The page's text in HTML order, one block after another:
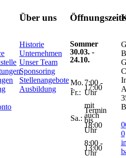
Über uns
Historie
Unternehmen
Unser Team
Sponsoring
Stellenangebote
Ausbildung
Sommer
30.03. -
24.10.
Mo.
-
Fr.:
Sa.:
7:00 -
17:00
Uhr
mit
Termin
auch
bis
18:00
Uhr
8:00 -
13:00
Uhr
0